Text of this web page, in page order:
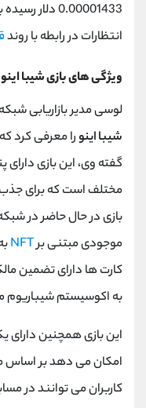
0.00001433
انتظارات در رابطه با روند
ویژگی های بازی شیبا اینو
لوسی مدیر بازاریابی
شیبا اینورا معرفی کرد
گفته وی، این بازی
مختلف است که برای
بازی در حال حاضر در
موجودی مبتنی برNFT
کارت ‌ها دارای تضمین
به اکوسیستم
این بازی همچنین دارای
امکان می دهد بر اساس